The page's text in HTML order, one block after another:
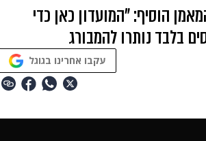
הוסיף: "המועדון כאן כדי
עקבו אחרינו בגוגל